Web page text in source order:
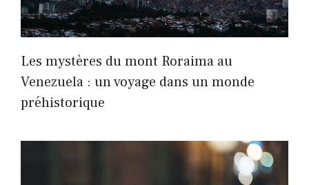
Les mystères du mont Roraima au
Venezuela : un voyage dans un monde
préhistorique